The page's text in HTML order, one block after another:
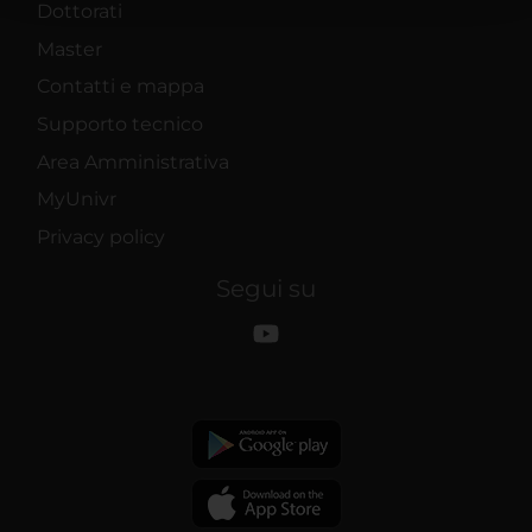
Dottorati
Master
Contatti e mappa
Supporto tecnico
Area Amministrativa
MyUnivr
Privacy policy
Segui su